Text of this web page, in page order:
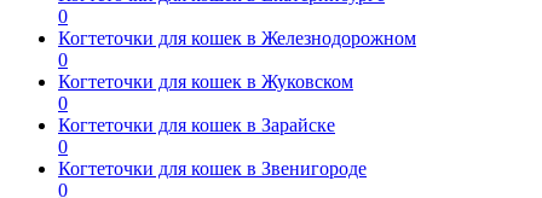
0
Когтеточки для кошек в Железнодорожном
0
Когтеточки для кошек в Жуковском
0
Когтеточки для кошек в Зарайске
0
Когтеточки для кошек в Звенигороде
0